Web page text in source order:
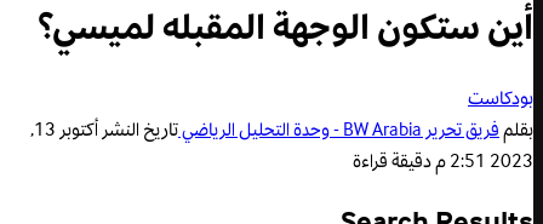
أين ستكون الوجهة المقبله لميسي؟
بودكاست
بقلمفريق تحرير BW Arabia - وحدة التحليل الرياضي تاريخ النشر
أكتوبر 13,
2023 2:51 م
دقيقة قراءة